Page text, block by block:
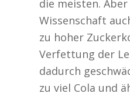
die meisten.
Wissenschaft
zu hoher
Verfettung der
dadurch
zu viel Cola und